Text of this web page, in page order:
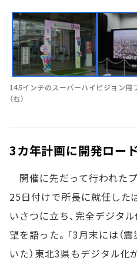
145インチのスーパーハイビジョン用
（右）
3カ年計画に開発ロー
開催に先だって行われた
25日付けで所長に就任した
いさつに立ち、完全デジタ
望を語った。「3月末には（
いた）東北3県もデジタル化